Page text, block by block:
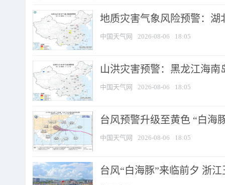
地质灾害气象风险预警：湖
中国天气网 2026-08-06 18:05
山洪灾害预警：黑龙江海
中国天气网 2026-08-06 18:05
台风预警升级至黄色 “白海
中国天气网 2026-08-06 18:05
台风“白海豚”来临前夕 浙